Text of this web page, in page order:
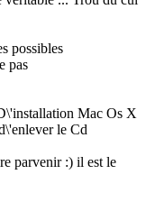
possibles
pas
Mac Os X
le Cd
parvenir :) il est le